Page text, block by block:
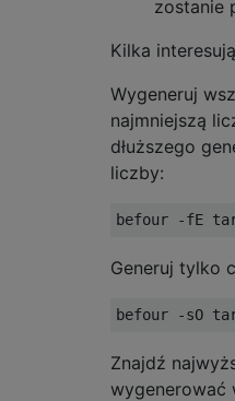
zostanie
Kilka
Wygeneruj
najmniejszą
dłuższego
liczby:
Generuj tylko
Znajdź
wygenerować